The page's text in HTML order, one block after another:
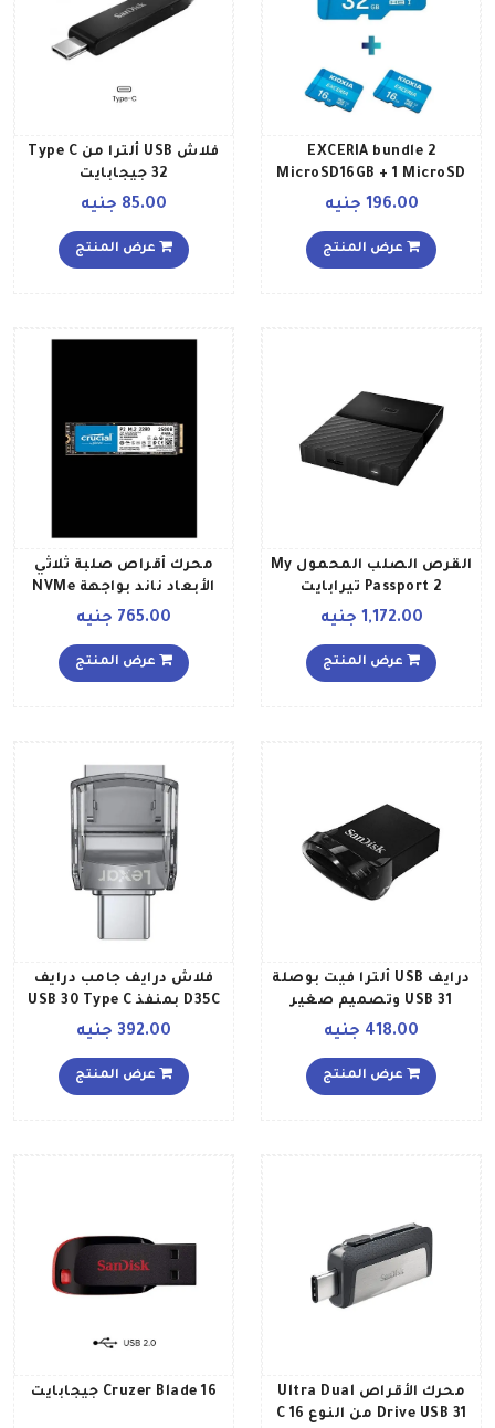
EXCERIA bundle 2
MicroSD16GB + 1 MicroSD
32 جيجابايت
196.00 جنيه
عرض المنتج
فلاش USB ألترا من Type C
32 جيجابايت
85.00 جنيه
عرض المنتج
القرص الصلب المحمول My
Passport 2 تيرابايت
1,172.00 جنيه
عرض المنتج
محرك أقراص صلبة ثلاثي
الأبعاد ناند بواجهة NVMe
765.00 جنيه
عرض المنتج
درايف USB ألترا فيت بوصلة
USB 31 وتصميم صغير
الحجم وسرعة عالية وتقنية
جيجابايت
418.00 جنيه
عرض المنتج
فلاش درايف جامب درايف
D35C بمنفذ USB 30 Type C
بسرعة 100 ميجابايتثانية،
ليكسار فضي
392.00 جنيه
عرض المنتج
محرك الأقراص Ultra Dual
Drive USB 31 من النوع C 16
Cruzer Blade 16 جيجابايت